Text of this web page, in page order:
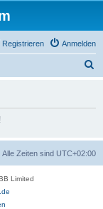
Anmelden
Registrieren
Alle Zeiten sind UTC+02:00
Limited